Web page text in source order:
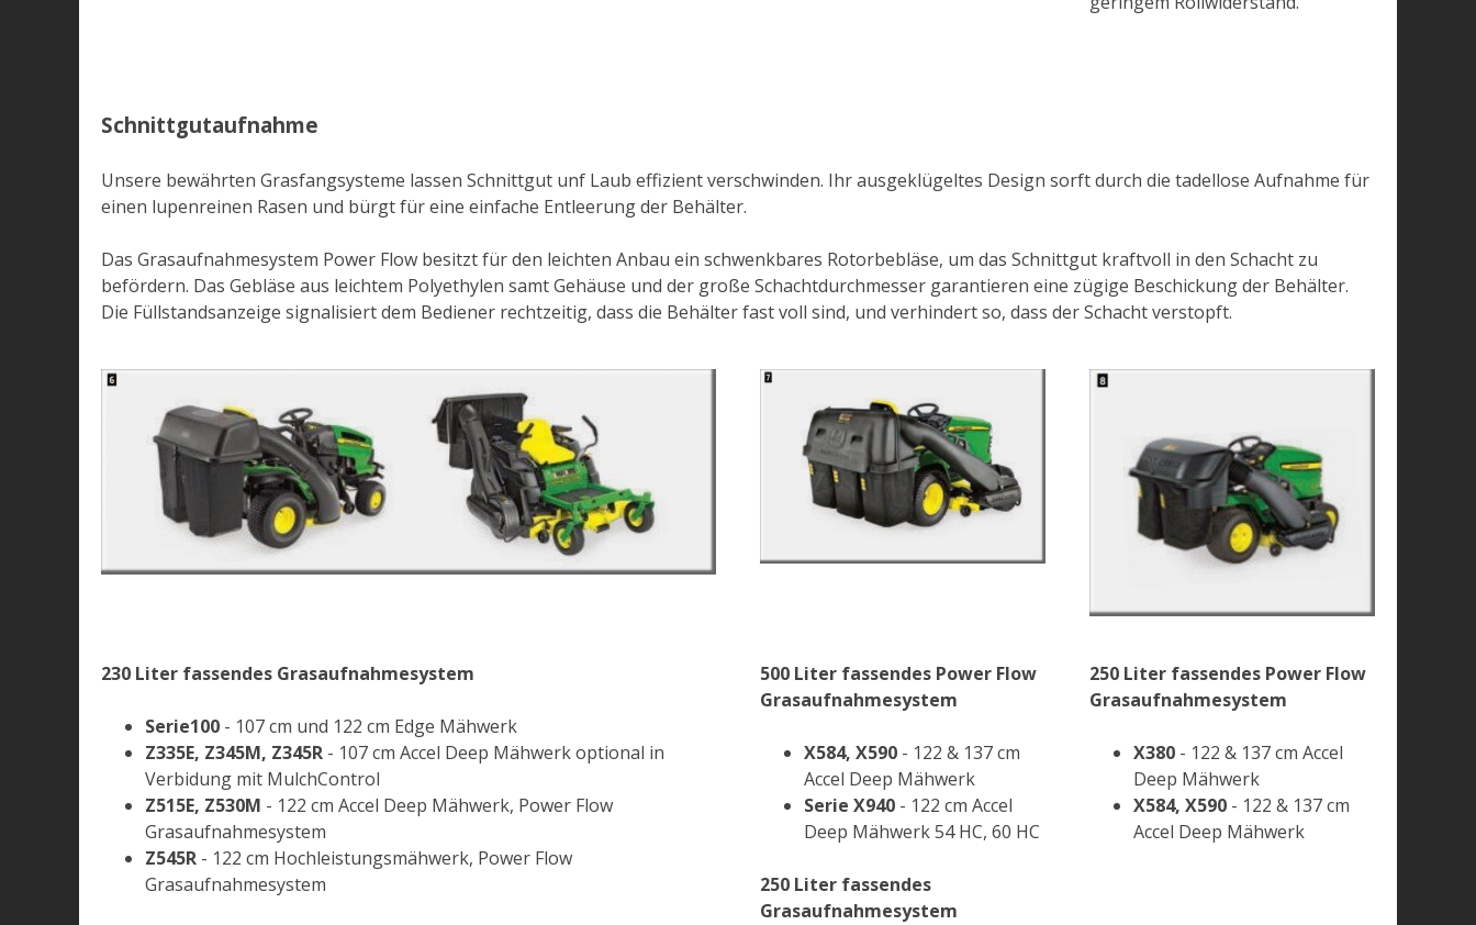
Schnittgutaufnahme
Unsere bewährten Grasfangsysteme lassen Schnittgut unf Laub effizient verschwinden. Ihr ausgeklügeltes Design sorft durch die tadellose Aufnahme für
einen lupenreinen Rasen und bürgt für eine einfache Entleerung der Behälter.
Das Grasaufnahmesystem Power Flow besitzt für den leichten Anbau ein schwenkbares Rotorbebläse, um das Schnittgut kraftvoll in den Schacht zu
befördern. Das Gebläse aus leichtem Polyethylen samt Gehäuse und der große Schachtdurchmesser garantieren eine zügige Beschickung der Behälter.
Die Füllstandsanzeige signalisiert dem Bediener rechtzeitig, dass die Behälter fast voll sind, und verhindert so, dass der Schacht verstopft.
500 Liter fassendes Power Flow
Grasaufnahmesystem
X584, X590 - 122 & 137 cm
Accel Deep Mähwerk
Serie X940 - 122 cm Accel
Deep Mähwerk 54 HC, 60 HC
250 Liter fassendes
Grasaufnahmesystem
230 Liter fassendes Grasaufnahmesystem
Serie100 - 107 cm und 122 cm Edge Mähwerk
Z335E, Z345M, Z345R - 107 cm Accel Deep Mähwerk optional in
Verbidung mit MulchControl
Z515E, Z530M - 122 cm Accel Deep Mähwerk, Power Flow
Grasaufnahmesystem
Z545R - 122 cm Hochleistungsmähwerk, Power Flow
Grasaufnahmesystem
250 Liter fassendes Power Flow
Grasaufnahmesystem
X380 - 122 & 137 cm Accel
Deep Mähwerk
X584, X590 - 122 & 137 cm
Accel Deep Mähwerk